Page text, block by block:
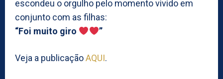
escondeu o orgulho pelo momento vivido em
conjunto com as filhas:
“Foi muito giro
”
Veja a publicaçãoAQUI.